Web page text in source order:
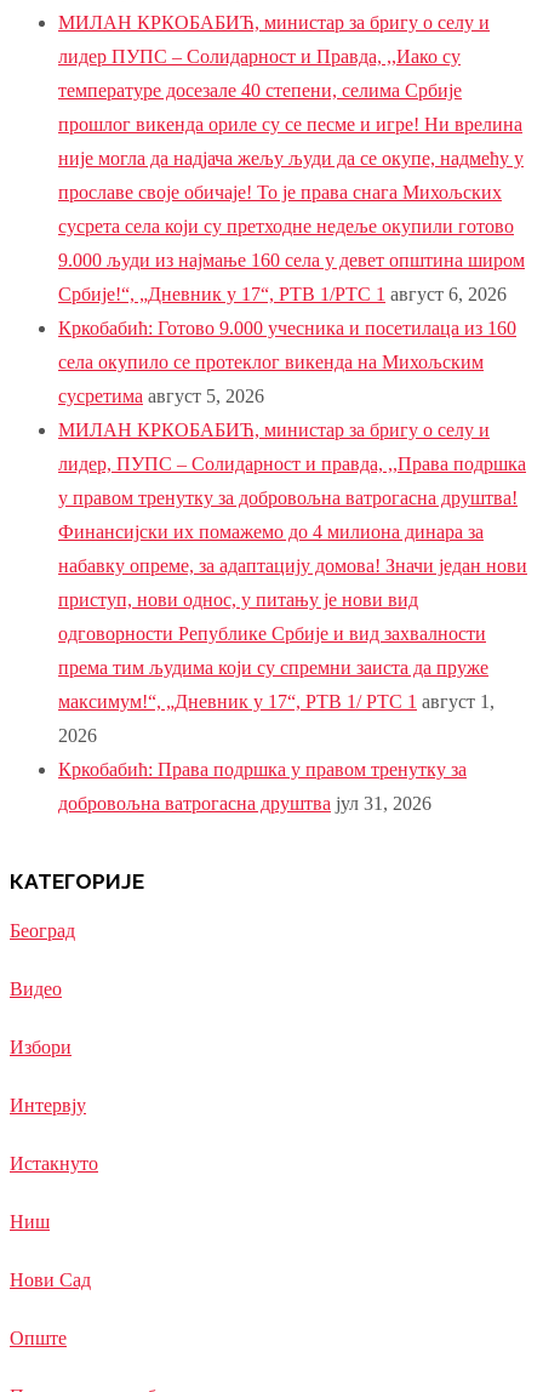
МИЛАН КРКОБАБИЋ, министар за бригу о селу и
лидер ПУПС – Солидарност и Правда, ,,Иако су
температуре досезале 40 степени, селима Србије
прошлог викенда ориле су се песме и игре! Ни врелина
није могла да надјача жељу људи да се окупе, надмећу у
прославе своје обичаје! То је права снага Михољских
сусрета села који су претходне недеље окупили готово
9.000 људи из најмање 160 села у девет општина широм
Србије!“, „Дневник у 17“, РТВ 1/РТС 1 август 6, 2026
Кркобабић: Готово 9.000 учесника и посетилаца из 160
села окупило се протеклог викенда на Михољским
сусретима август 5, 2026
МИЛАН КРКОБАБИЋ, министар за бригу о селу и
лидер, ПУПС – Солидарност и правда, ,,Права подршка
у правом тренутку за добровољна ватрогасна друштва!
Финансијски их помажемо до 4 милиона динара за
набавку опреме, за адаптацију домова! Значи један нови
приступ, нови однос, у питању је нови вид
одговорности Републике Србије и вид захвалности
према тим људима који су спремни заиста да пруже
максимум!“, „Дневник у 17“, РТВ 1/ РТС 1 август 1,
2026
Кркобабић: Права подршка у правом тренутку за
добровољна ватрогасна друштва јул 31, 2026
КАТЕГОРИЈЕ
Београд
Видео
Избори
Интервју
Истакнуто
Ниш
Нови Сад
Опште